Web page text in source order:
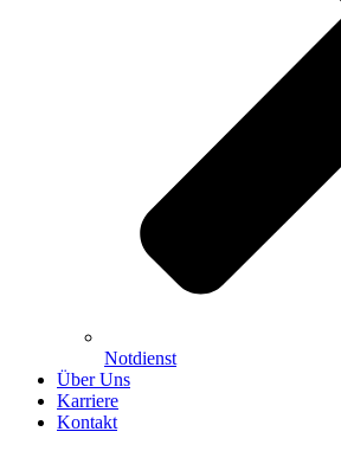
Notdienst
Über Uns
Karriere
Kontakt